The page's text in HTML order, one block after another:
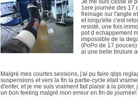
1ere journée des 17
freinage sur l'angle
et lorqu'elle c'est
resisté, une fois
pot d echappement
impossible de la
(PoPo de 17
ai une belle brulure
Malgré mes courtes sessions, j'ai pu faire qlqs
suspensions et vers la fin la partie-cycle était
d'enfer, et je me suis vraiment fait plaisir à la piloter,
un bon feeling malgré mon erreur en fin de journée!